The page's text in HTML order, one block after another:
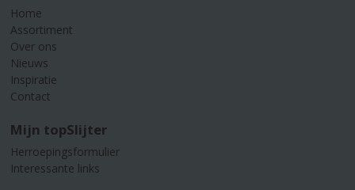
Home
Assortiment
Over ons
Nieuws
Inspiratie
Contact
Mijn topSlijter
Herroepingsformulier
Interessante links